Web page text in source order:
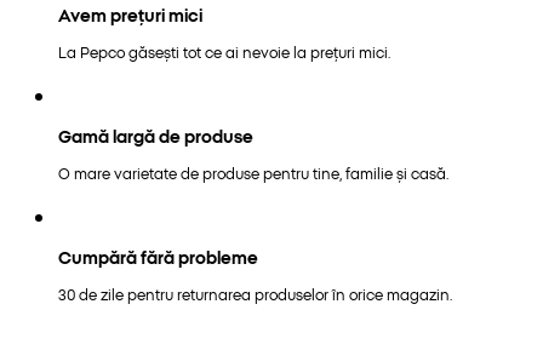
Avem prețuri mici
La Pepco găsești tot ce ai nevoie la prețuri mici.
Gamă largă de produse
O mare varietate de produse pentru tine, familie și casă.
Cumpără fără probleme
30 de zile pentru returnarea produselor în orice magazin.